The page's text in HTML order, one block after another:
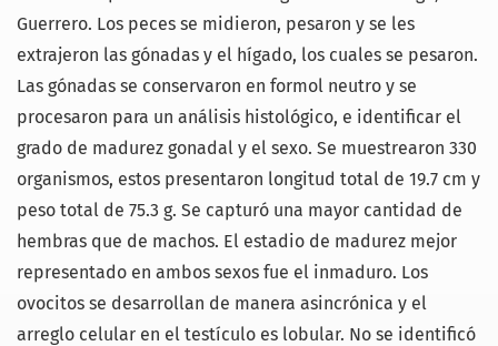
Guerrero. Los peces se midieron, pesaron y se les
extrajeron las gónadas y el hígado, los cuales se pesaron.
Las gónadas se conservaron en formol neutro y se
procesaron para un análisis histológico, e identificar el
grado de madurez gonadal y el sexo. Se muestrearon 330
organismos, estos presentaron longitud total de 19.7 cm y
peso total de 75.3 g. Se capturó una mayor cantidad de
hembras que de machos. El estadio de madurez mejor
representado en ambos sexos fue el inmaduro. Los
ovocitos se desarrollan de manera asincrónica y el
arreglo celular en el testículo es lobular. No se identificó